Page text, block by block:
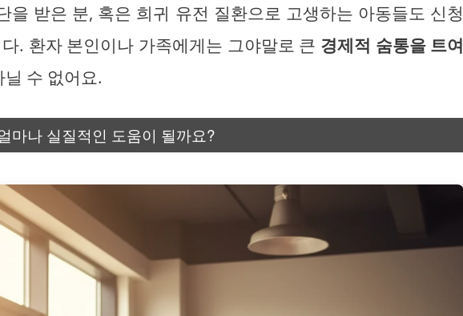
을 받은 분, 혹은 희귀 유전 질환으로 고생하는 아동들도 신청
. 환자 본인이나 가족에게는 그야말로 큰 경제적 숨통을 트여
닐 수 없어요.
마나 실질적인 도움이 될까요?